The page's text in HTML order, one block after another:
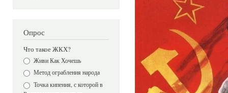
Опрос
Что такое ЖКХ?
Варианты
Живи Как Хочешь
Метод ограбления народа
Точка кипения, с которой в